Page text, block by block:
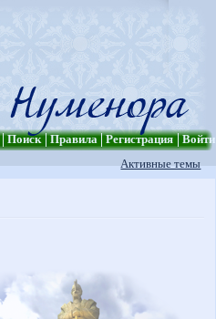
Поиск Правила Регистрация
Войти
Активные темы